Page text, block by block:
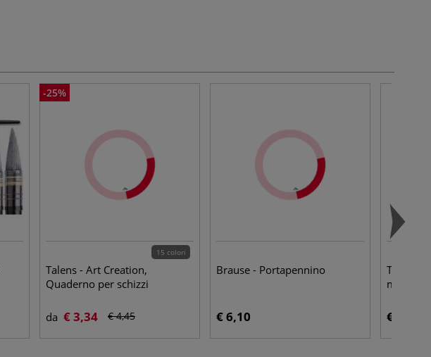
-25%
15 colori
Talens - Art Creation,
Quaderno per schizzi
da € 3,34 € 4,45
Brause - Portapennino
€ 6,10
Talens -
€ 9,45